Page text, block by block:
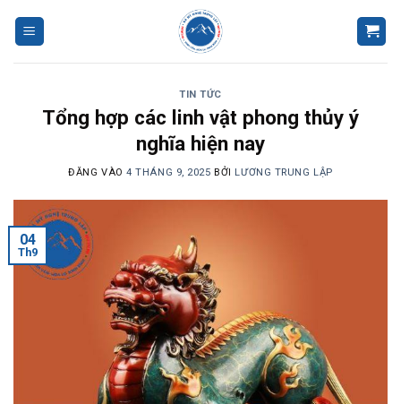
TIN TỨC
Tổng hợp các linh vật phong thủy ý
nghĩa hiện nay
ĐĂNG VÀO4 THÁNG 9, 2025 BỞI LƯƠNG TRUNG LẬP
04
Th9